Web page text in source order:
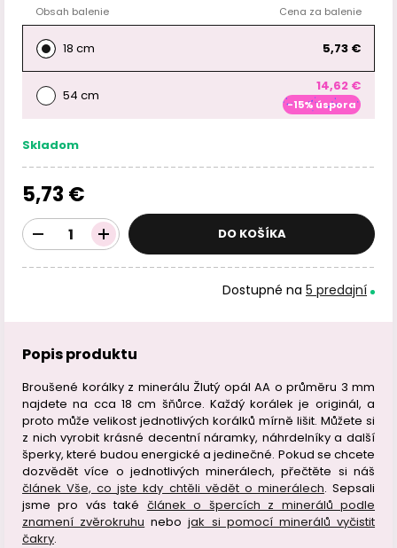
Obsah balenie Cena za balenie
18 cm 5,73 €
54 cm
14,62 €
-15% úspora
Skladom
5,73 €
DO KOŠÍKA
Dostupné na 5 predajní
Popis produktu
Broušené korálky z minerálu Žlutý opál AA o průměru 3 mm
najdete na cca 18 cm šňůrce. Každý korálek je originál, a
proto může velikost jednotlivých korálků mírně lišit. Můžete si
z nich vyrobit krásné decentní náramky, náhrdelníky a další
šperky, které budou energické a jedinečné. Pokud se chcete
dozvědět více o jednotlivých minerálech, přečtěte si náš
článek Vše, co jste kdy chtěli vědět o minerálech. Sepsali
jsme pro vás také článek o špercích z minerálů podle
znamení zvěrokruhu nebojak si pomocí minerálů vyčistit
čakry.